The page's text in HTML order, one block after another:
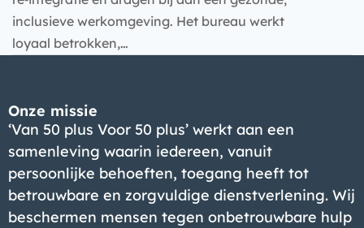
Bedrijf
inclusieve werkomgeving. Het bureau werkt
loyaal betrokken,…
Onze missie
‘Van 50 plus Voor 50 plus’ werkt aan een
samenleving waarin iedereen, vanuit
persoonlijke behoeften, toegang heeft tot
betrouwbare en zorgvuldige dienstverlening. Wij
beschermen mensen tegen onbetrouwbare hulp